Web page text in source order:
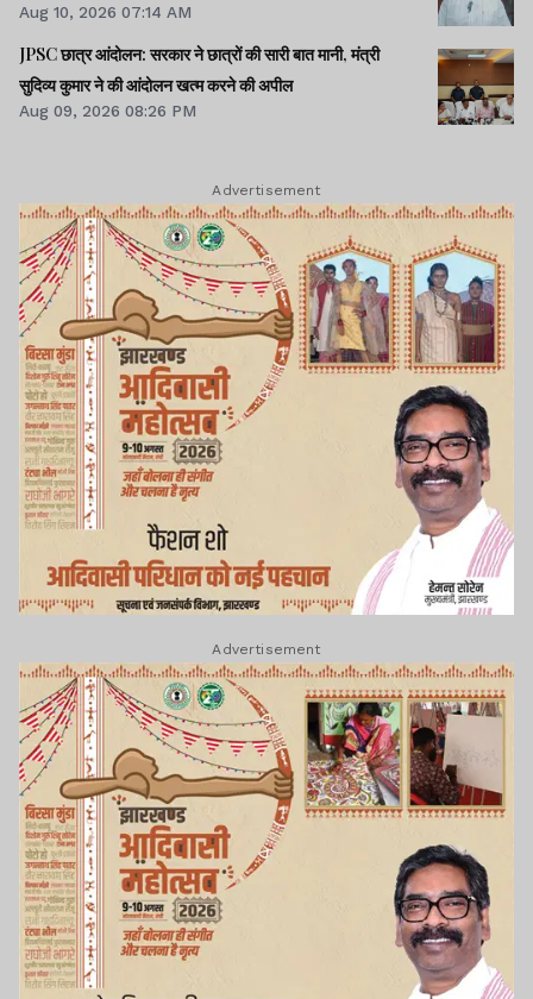
Aug 10, 2026 07:14 AM
JPSC छात्र आंदोलन: सरकार ने छात्रों की सारी बात मानी, मंत्री
सुदिव्य कुमार ने की आंदोलन खत्म करने की अपील
Aug 09, 2026 08:26 PM
Advertisement
Advertisement